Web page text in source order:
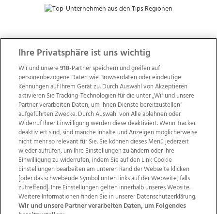
ZUR NACHRICHTENÜBERSICHT
Wir über uns Mediadaten Kontakt
Jobs
Datenschutz
Impressum
AGB Anzeigekunden
AGB Website
Ehrenkodex Politische Werbung
Ihre Privatsphäre ist uns wichtig
Wir und unsere918-Partner speichern und greifen auf
personenbezogene Daten wie Browserdaten oder eindeutige
Kennungen auf Ihrem Gerät zu. Durch Auswahl von Akzeptieren
aktivieren Sie Tracking-Technologien für die unter „Wir und unsere
Partner verarbeiten Daten, um Ihnen Dienste bereitzustellen“
aufgeführten Zwecke. Durch Auswahl von Alle ablehnen oder
Widerruf Ihrer Einwilligung werden diese deaktiviert. Wenn Tracker
deaktiviert sind, sind manche Inhalte und Anzeigen möglicherweise
nicht mehr so relevant für Sie. Sie können dieses Menü jederzeit
wieder aufrufen, um Ihre Einstellungen zu ändern oder Ihre
Einwilligung zu widerrufen, indem Sie auf den Link Cookie
Einstellungen bearbeiten am unteren Rand der Webseite klicken
[oder das schwebende Symbol unten links auf der Webseite, falls
zutreffend]. Ihre Einstellungen gelten innerhalb unseres Website.
Weitere Informationen finden Sie in unserer Datenschutzerklärung.
Wir und unsere Partner verarbeiten Daten, um Folgendes